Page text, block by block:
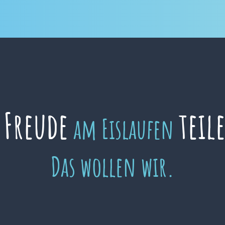
Freudeam Eislaufen
Das wollen wir.